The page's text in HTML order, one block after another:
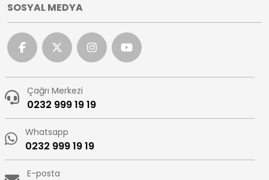
SOSYAL MEDYA
Çağrı Merkezi
0232 999 19 19
Whatsapp
0232 999 19 19
E-posta